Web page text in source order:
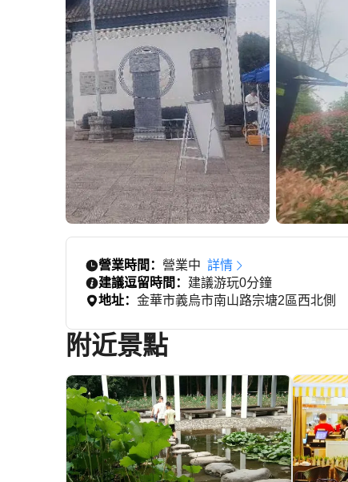
營業時間： 營業中 詳情
建議逗留時間： 建議游玩0分鐘
地址： 金華市義烏市南山路宗塘2區西北側
附近景點